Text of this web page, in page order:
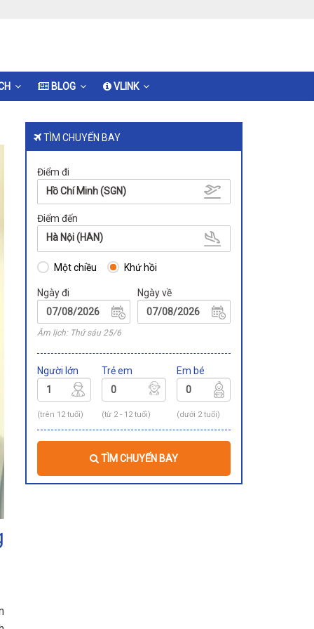
BLOG VLINK
TÌM CHUYẾN BAY
Điểm đi
Hồ Chí Minh (SGN)
Điểm đến
Hà Nội (HAN)
Một chiều Khứ hồi
Ngày đi
Âm lịch: Thứ sáu 25/6
Ngày về
Người lớn
(trên 12 tuổi)
Trẻ em
(từ 2 - 12 tuổi)
Em bé
(dưới 2 tuổi)
TÌM CHUYẾN BAY